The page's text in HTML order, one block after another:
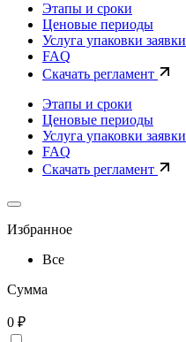
Этапы и сроки
Ценовые периоды
Услуга упаковки заявки
FAQ
Скачать регламент
Этапы и сроки
Ценовые периоды
Услуга упаковки заявки
FAQ
Скачать регламент
Избранное
Все
Сумма
0 ₽